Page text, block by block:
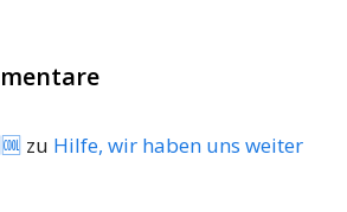
zu Hilfe, wir haben uns weiter